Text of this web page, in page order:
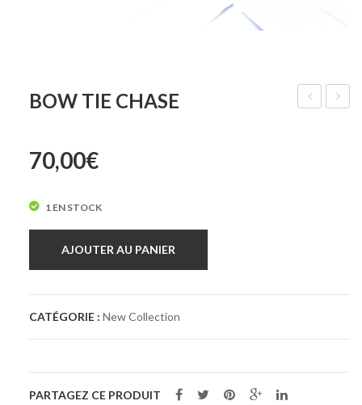
BOW TIE CHASE
70,00€
1 EN STOCK
AJOUTER AU PANIER
CATÉGORIE : New Collection
PARTAGEZ CE PRODUIT